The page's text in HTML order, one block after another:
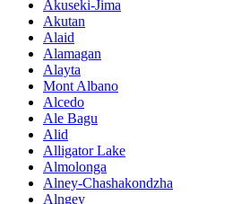
Akuseki-Jima
Akutan
Alaid
Alamagan
Alayta
Mont Albano
Alcedo
Ale Bagu
Alid
Alligator Lake
Almolonga
Alney-Chashakondzha
Alngey